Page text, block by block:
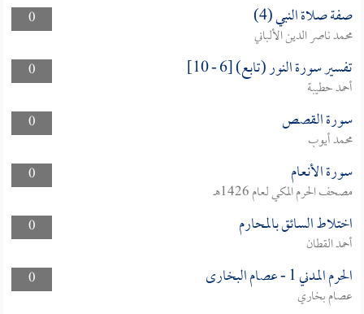
0 صفة صلاة النبي (4)
محمد ناصر الدين الألباني
0
تفسير سورة النور (تابع) [6 - 10]
أحمد حطيبة
0
سورة القصص
محمد أيوب
0
سورة الأنعام
مصحف الحرم المكي لعام 1426هـ
0
اختلاط السائق بالمحارم
أحمد القطان
0
الحرم المدني 1 - عصام البخارى
عصام بخاري